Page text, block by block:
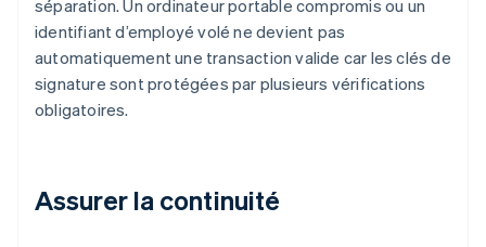
séparation. Un ordinateur portable compromis ou un
identifiant d’employé volé ne devient pas
automatiquement une transaction valide car les clés de
signature sont protégées par plusieurs vérifications
obligatoires.
Assurer la continuité